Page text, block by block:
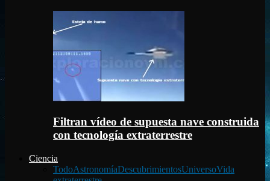
Filtran vídeo de supuesta nave construida
con tecnología extraterrestre
Ciencia
TodoAstronomíaDescubrimientosUniversoVida